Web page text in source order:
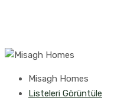
Misagh Homes
Listeleri Görüntüle